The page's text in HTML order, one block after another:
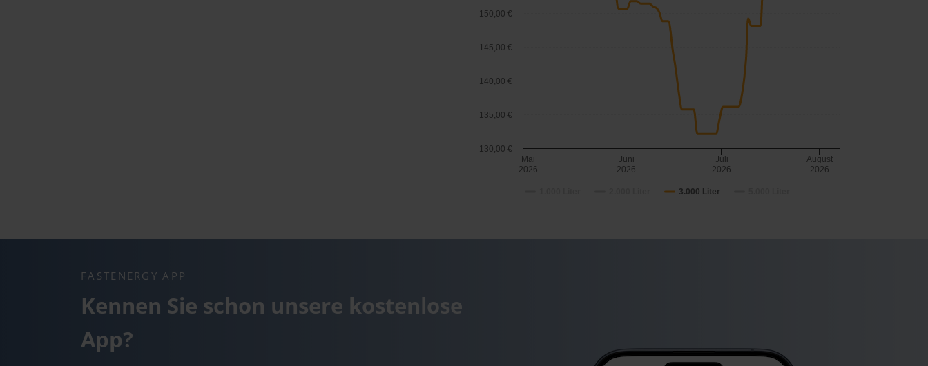
3.000 Liter
Mai
2026
Juni
2026
Juli
2026
August
2026
130,00 €
135,00 €
140,00 €
145,00 €
150,00 €
FASTENERGY APP
Kennen Sie schon unsere kostenlose
App?